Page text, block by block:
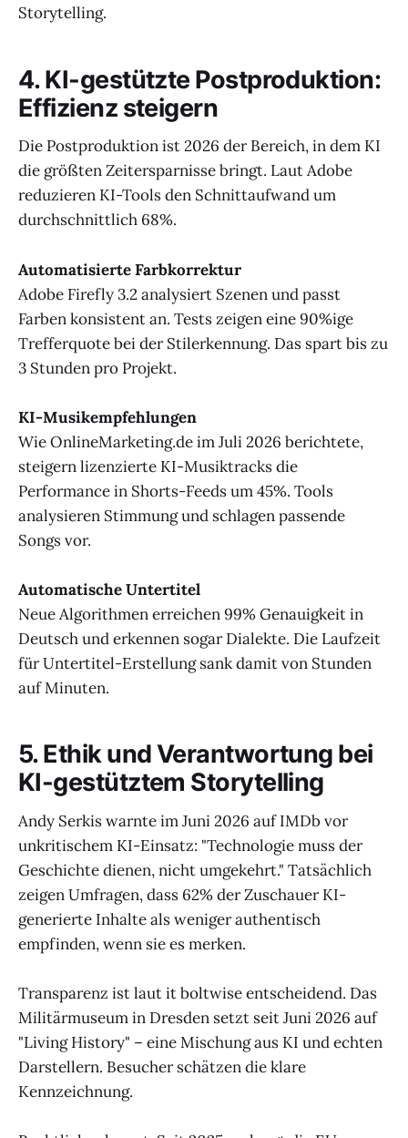
Storytelling.
4. KI-gestützte Postproduktion:
Effizienz steigern
Die Postproduktion ist 2026 der Bereich, in dem KI
die größten Zeitersparnisse bringt. Laut Adobe
reduzieren KI-Tools den Schnittaufwand um
durchschnittlich 68%.
Automatisierte Farbkorrektur
Adobe Firefly 3.2 analysiert Szenen und passt
Farben konsistent an. Tests zeigen eine 90%ige
Trefferquote bei der Stilerkennung. Das spart bis zu
3 Stunden pro Projekt.
KI-Musikempfehlungen
Wie OnlineMarketing.de im Juli 2026 berichtete,
steigern lizenzierte KI-Musiktracks die
Performance in Shorts-Feeds um 45%. Tools
analysieren Stimmung und schlagen passende
Songs vor.
Automatische Untertitel
Neue Algorithmen erreichen 99% Genauigkeit in
Deutsch und erkennen sogar Dialekte. Die Laufzeit
für Untertitel-Erstellung sank damit von Stunden
auf Minuten.
5. Ethik und Verantwortung bei
KI-gestütztem Storytelling
Andy Serkis warnte im Juni 2026 auf IMDb vor
unkritischem KI-Einsatz: "Technologie muss der
Geschichte dienen, nicht umgekehrt." Tatsächlich
zeigen Umfragen, dass 62% der Zuschauer KI-
generierte Inhalte als weniger authentisch
empfinden, wenn sie es merken.
Transparenz ist laut it boltwise entscheidend. Das
Militärmuseum in Dresden setzt seit Juni 2026 auf
"Living History" – eine Mischung aus KI und echten
Darstellern. Besucher schätzen die klare
Kennzeichnung.